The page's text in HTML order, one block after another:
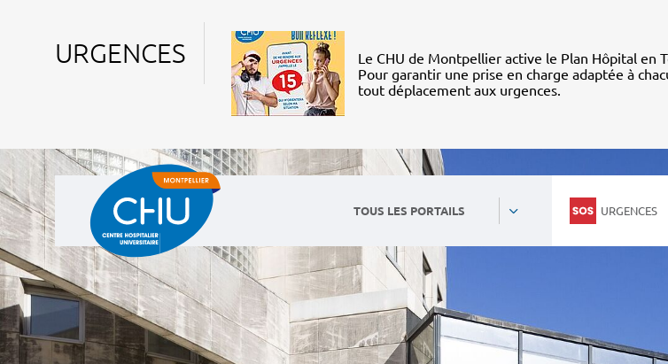
URGENCES
Le CHU de Montpellier active le Plan Hôpital en
Pour garantir une prise en charge adaptée à
tout déplacement aux urgences.
TOUS LES PORTAILS URGENCES